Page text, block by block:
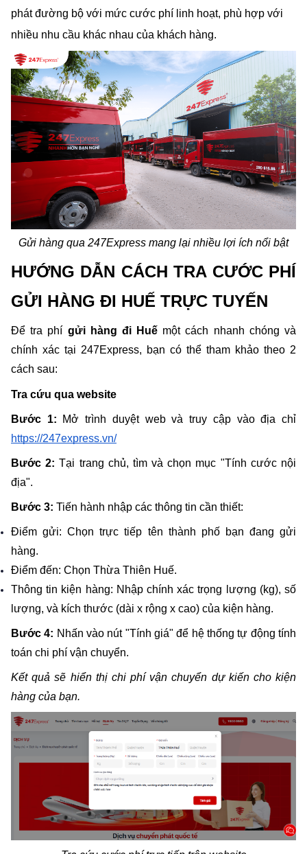
phát đường bộ với mức cước phí linh hoạt, phù hợp với
nhiều nhu cầu khác nhau của khách hàng.
Gửi hàng qua 247Express mang lại nhiều lợi ích nổi bật
HƯỚNG DẪN CÁCH TRA CƯỚC PHÍ
GỬI HÀNG ĐI HUẾ TRỰC TUYẾN
Để tra phí gửi hàng đi Huế một cách nhanh chóng và
chính xác tại 247Express, bạn có thể tham khảo theo 2
cách sau:
Tra cứu qua website
Bước 1:
https://247express.vn/
Bước 2: Tại trang chủ, tìm và chọn mục "Tính cước nội
địa".
Bước 3: Tiến hành nhập các thông tin cần thiết:
Điểm gửi: Chọn trực tiếp tên thành phố bạn đang gửi
hàng.
Điểm đến: Chọn Thừa Thiên Huế.
Thông tin kiện hàng: Nhập chính xác trọng lượng (kg), số
lượng, và kích thước (dài x rộng x cao) của kiện hàng.
Bước 4: Nhấn vào nút "Tính giá" để hệ thống tự động tính
toán chi phí vận chuyển.
Kết quả sẽ hiển thị chi phí vận chuyển dự kiến cho kiện
hàng của bạn.